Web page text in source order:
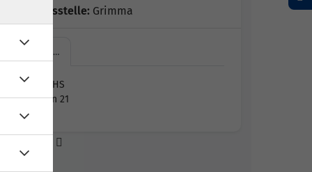
Geschäftsstelle: Grimma
Grimma,…
Grimma, VHS
Wallgraben 21